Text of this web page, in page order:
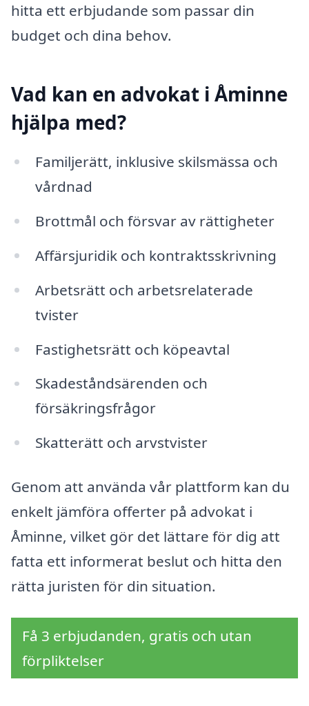
hitta ett erbjudande som passar din
budget och dina behov.
Vad kan en advokat i Åminne
hjälpa med?
Familjerätt, inklusive skilsmässa och
vårdnad
Brottmål och försvar av rättigheter
Affärsjuridik och kontraktsskrivning
Arbetsrätt och arbetsrelaterade
tvister
Fastighetsrätt och köpeavtal
Skadeståndsärenden och
försäkringsfrågor
Skatterätt och arvstvister
Genom att använda vår plattform kan du
enkelt jämföra offerter på advokat i
Åminne, vilket gör det lättare för dig att
fatta ett informerat beslut och hitta den
rätta juristen för din situation.
Få 3 erbjudanden, gratis och utan
förpliktelser